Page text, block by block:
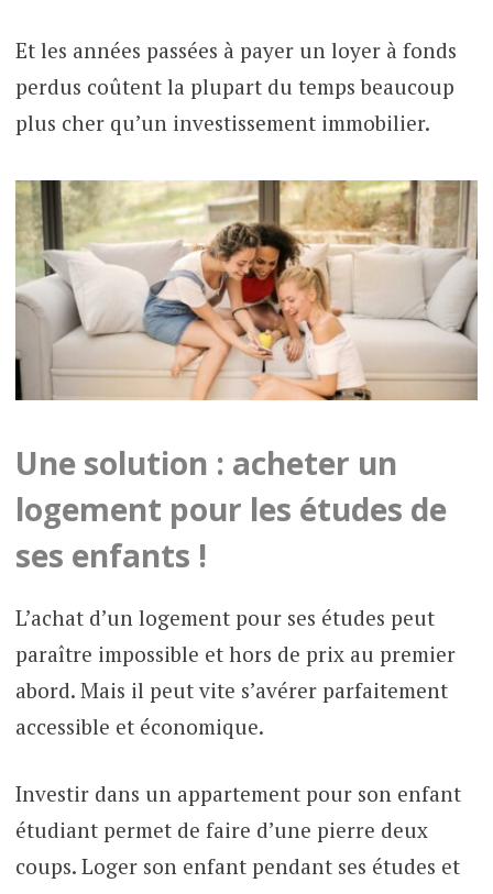
Et les années passées à payer un loyer à fonds
perdus coûtent la plupart du temps beaucoup
plus cher qu’un investissement immobilier.
Une solution : acheter un
logement pour les études de
ses enfants !
L’achat d’un logement pour ses études peut
paraître impossible et hors de prix au premier
abord. Mais il peut vite s’avérer parfaitement
accessible et économique.
Investir dans un appartement pour son enfant
étudiant permet de faire d’une pierre deux
coups. Loger son enfant pendant ses études et